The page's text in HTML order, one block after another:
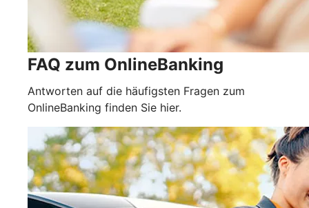
FAQ zum OnlineBanking
Antworten auf die häufigsten Fragen zum
OnlineBanking finden Sie hier.